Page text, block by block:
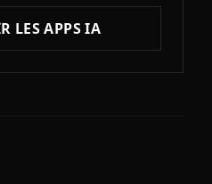
LES APPS IA